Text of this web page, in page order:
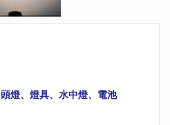
頭燈、燈具、水中燈、電池